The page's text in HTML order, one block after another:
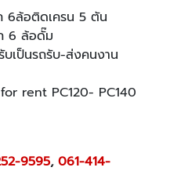
6ล้อติดเครน 5 ตัน
6 ล้อดั๊ม
บเป็นรถรับ-ส่งคนงาน
rent PC120- PC140
9595, 061-414-